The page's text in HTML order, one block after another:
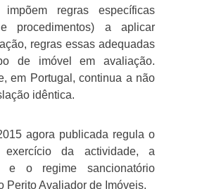
regras específicas
procedimentos) a aplicar
regras essas adequadas
de imóvel em avaliação.
em Portugal, continua a não
idêntica.
agora publicada regula o
da actividade, a
e o regime sancionatório
Perito Avaliador de Imóveis.